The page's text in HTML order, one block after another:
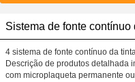
Sistema de fonte contínuo
4 sistema de fonte contínuo da
Descrição de produtos detalhada
com microplaqueta permanente